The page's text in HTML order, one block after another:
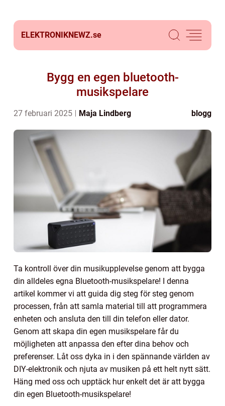
ELEKTRONIKNEWZ.se
Bygg en egen bluetooth-
musikspelare
27 februari 2025 Maja Lindberg blogg
Ta kontroll över din musikupplevelse genom att bygga
din alldeles egna Bluetooth-musikspelare! I denna
artikel kommer vi att guida dig steg för steg genom
processen, från att samla material till att programmera
enheten och ansluta den till din telefon eller dator.
Genom att skapa din egen musikspelare får du
möjligheten att anpassa den efter dina behov och
preferenser. Låt oss dyka in i den spännande världen av
DIY-elektronik och njuta av musiken på ett helt nytt sätt.
Häng med oss och upptäck hur enkelt det är att bygga
din egen Bluetooth-musikspelare!